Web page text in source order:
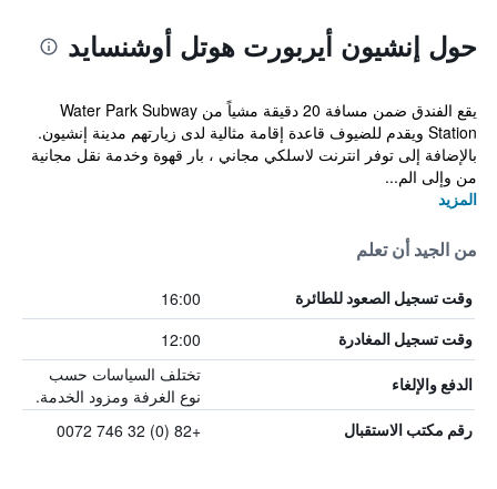
حول إنشيون أيربورت هوتل أوشنسايد
يقع الفندق ضمن مسافة 20 دقيقة مشياً من Water Park Subway
Station ويقدم للضيوف قاعدة إقامة مثالية لدى زيارتهم مدينة إنشيون.
بالإضافة إلى توفر انترنت لاسلكي مجاني ، بار قهوة وخدمة نقل مجانية
من وإلى الم...
المزيد
من الجيد أن تعلم
وقت تسجيل الصعود للطائرة 16:00
وقت تسجيل المغادرة 12:00
الدفع والإلغاء
تختلف السياسات حسب
نوع الغرفة ومزود الخدمة.
رقم مكتب الاستقبال +82 (0) 32 746 0072